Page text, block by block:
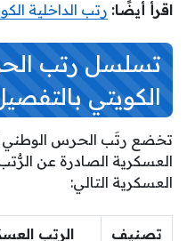
اقرأ أيضًا: رتب الداخلية
تسلسل رتب
الكويتي بالتفصيل
تخضع رتَب الحرس الوطني
العسكرية الصادرة عن
العسكرية التالي:
تصنيف
الرتب